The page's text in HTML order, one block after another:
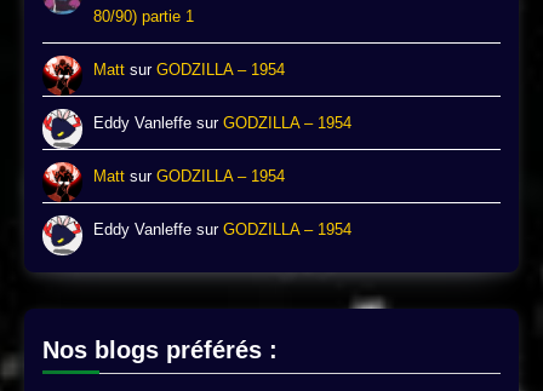
80/90) partie 1
Matt surGODZILLA – 1954
Eddy Vanleffe surGODZILLA – 1954
Matt surGODZILLA – 1954
Eddy Vanleffe surGODZILLA – 1954
Nos blogs préférés :